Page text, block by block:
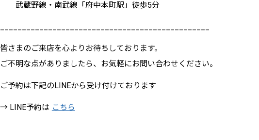
武蔵野線・南武線「府中本町駅」徒歩5分
皆さまのご来店を心よりお待ちしております。
ご不明な点がありましたら、お気軽にお問い合わせください。
ご予約は下記のLINEから受け付けております
→ LINE予約は こちら